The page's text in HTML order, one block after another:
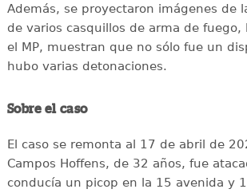
Además, se proyectaron imágenes de
de varios casquillos de arma de fuego,
el MP, muestran que no sólo fue un
hubo varias detonaciones.
Sobre el caso
El caso se remonta al 17 de abril de
Campos Hoffens, de 32 años, fue
conducía un picop en la 15 avenida y